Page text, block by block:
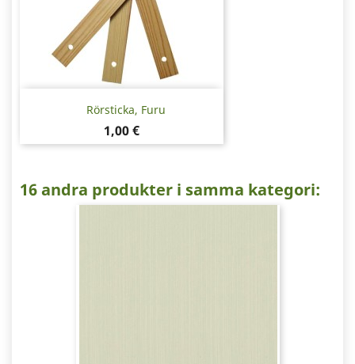
Rörsticka, Furu
Pris
1,00 €
16 andra produkter i samma kategori: